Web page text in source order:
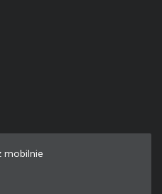
mobilnie